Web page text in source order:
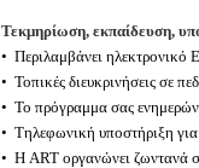
Τεκμηρίωση, εκπαίδευση,
• Περιλαμβάνει ηλεκτρονικό
• Τοπικές διευκρινήσεις σε
• Το πρόγραμμα σας
• Τηλεφωνική υποστήριξη για
• Η ART οργανώνει ζωντανά